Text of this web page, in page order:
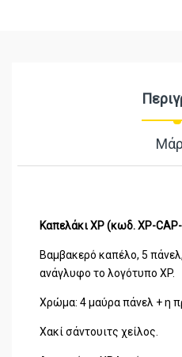
Καπελάκι XP (κωδ. XP-
Βαμβακερό καπέλο, 5
ανάγλυφο το λογότυπο XP.
Χρώμα: 4 μαύρα πάνελ + η
Χακί σάντουιτς χείλος.